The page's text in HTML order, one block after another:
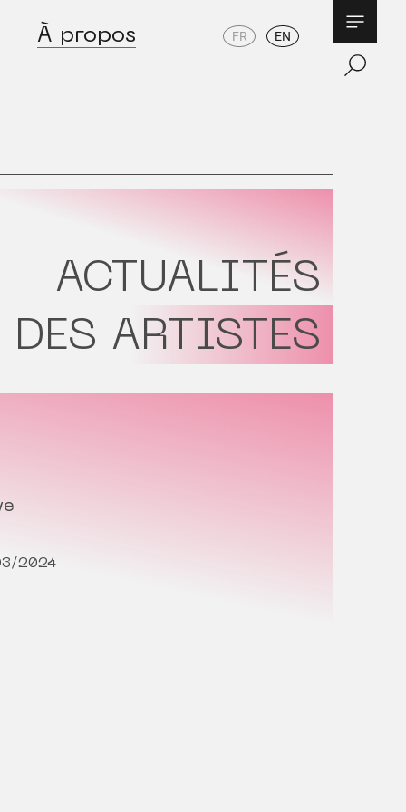
À propos FR EN
ACTUALITÉS
DES ARTISTES
2024